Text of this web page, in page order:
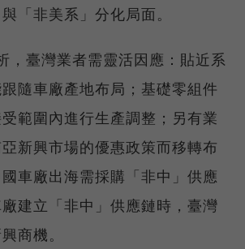
「非美系」分化局面。
，臺灣業者需靈活因應：貼近系
隨車廠產地布局；基礎零組件
範圍內進行生產調整；另有業
新興市場的優惠政策而移轉布
車廠出海需採購「非中」供應
建立「非中」供應鏈時，臺灣
商機。